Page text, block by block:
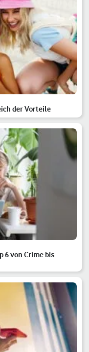
der Vorteile
6 von Crime bis